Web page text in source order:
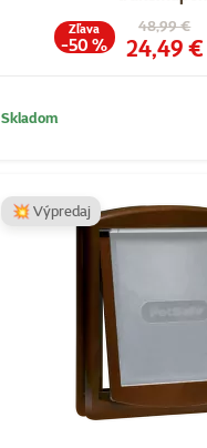
Pôvodná
48,99 €
Cena
24,49 €
Zľava
-50 %
Skladom
💥 Výpredaj